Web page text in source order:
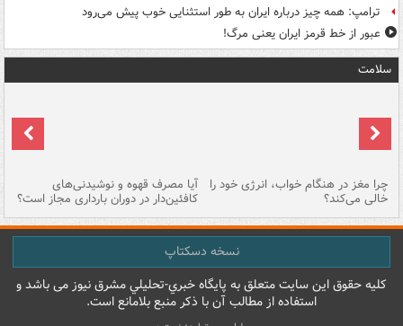
ترامپ: همه چیز درباره ایران به طور استثنایی خوب پیش می‌رود
عبور از خط قرمز ایران یعنی مرگ!
سلامت
چرا مغز در هنگام خواب، انرژی خود را
خالی می‌کند؟
آیا مصرف قهوه و نوشیدنی‌های
کافئین‌دار در دوران بارداری مجاز است؟
نسخه دسکتاپ
کليه حقوق اين سايت متعلق به پایگاه خبري-تحليلي مشرق نيوز می باشد و
استفاده از مطالب آن با ذکر منبع بلامانع است.